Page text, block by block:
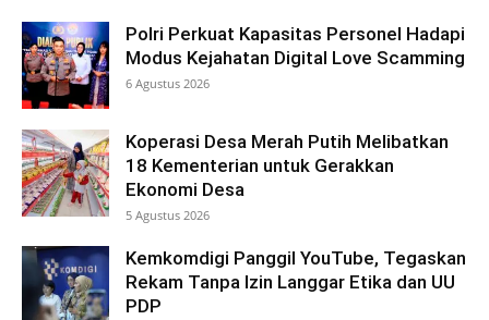
Polri Perkuat Kapasitas Personel Hadapi
Modus Kejahatan Digital Love Scamming
6 Agustus 2026
Koperasi Desa Merah Putih Melibatkan
18 Kementerian untuk Gerakkan
Ekonomi Desa
5 Agustus 2026
Kemkomdigi Panggil YouTube, Tegaskan
Rekam Tanpa Izin Langgar Etika dan UU
PDP